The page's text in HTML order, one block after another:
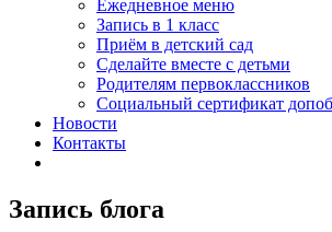
Ежедневное меню
Запись в 1 класс
Приём в детский сад
Сделайте вместе с детьми
Родителям первоклассников
Социальный сертификат
Новости
Контакты
Запись блога